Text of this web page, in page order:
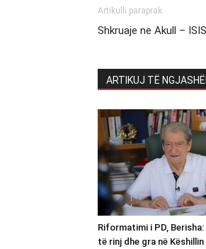
Artikulli paraprak
Shkruaje ne Akull –
ARTIKUJ TË
Riformatimi i PD, Berisha:
të rinj dhe gra në